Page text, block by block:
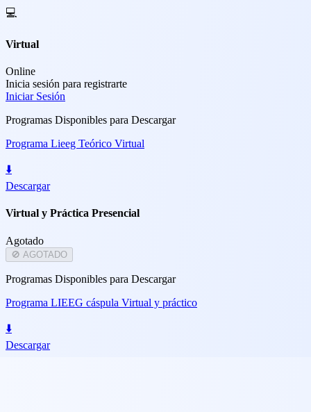
💻
Virtual
Online
Inicia sesión para registrarte
Iniciar Sesión
Programas Disponibles para Descargar
Programa Lieeg Teórico Virtual
⬇️
Descargar
Virtual y Práctica Presencial
Agotado
🚫 AGOTADO
Programas Disponibles para Descargar
Programa LIEEG cáspula Virtual y práctico
⬇️
Descargar